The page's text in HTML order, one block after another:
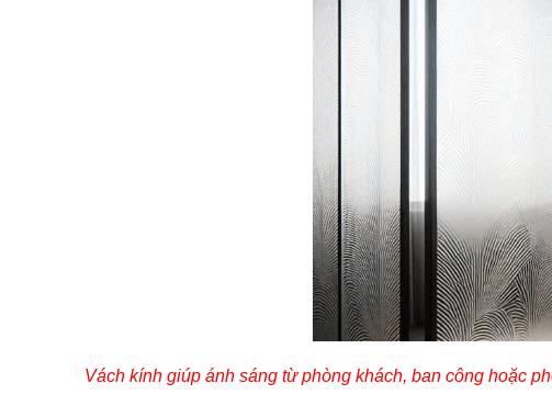
Vách kính giúp ánh sáng từ phòng khách, ban công hoặc